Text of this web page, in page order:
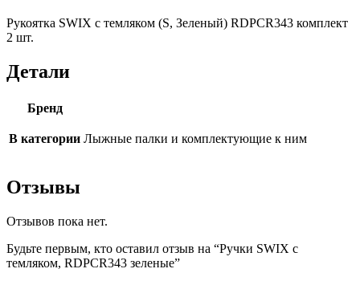
Рукоятка SWIX с темляком (S, Зеленый) RDPCR343 комплект
2 шт.
Детали
Бренд
В категории Лыжные палки и комплектующие к ним
Отзывы
Отзывов пока нет.
Будьте первым, кто оставил отзыв на “Ручки SWIX с
темляком, RDPCR343 зеленые”